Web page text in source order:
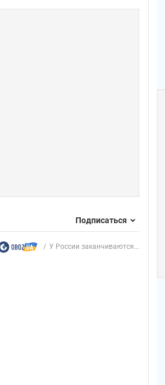
Подписаться
У России заканчиваются...